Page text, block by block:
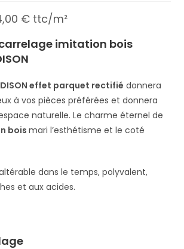
€ ttc/m²
imitation bois
effet parquet rectifié donnera
à vos pièces préférées et donnera
naturelle. Le charme éternel de
boismari l’esthétisme et le coté
dans le temps, polyvalent,
et aux acides.